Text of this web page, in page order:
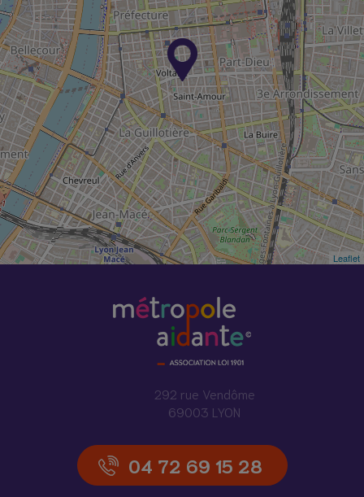
Permanence accueil
UNAFAM – Lyon
Soutien psychologique et
social
Permanences UNAFAM en
maison des usagers –
Etablissement de Saint
Cyr
Soutien psychologique et
social
Leaflet
292 rue Vendôme
69003 LYON
04 72 69 15 28